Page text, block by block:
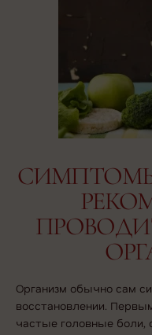
Организм обычно сам
восстановлении.
частые головные боли,